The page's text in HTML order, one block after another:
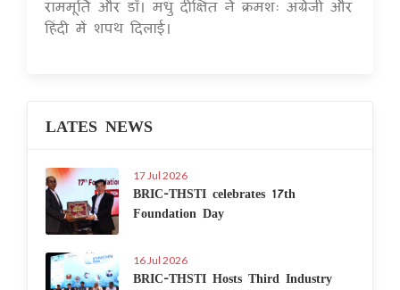
राममूर्ति और डॉ। मधु दीक्षित ने क्रमशः अंग्रेजी और
हिंदी में शपथ दिलाई।
LATES NEWS
17 Jul 2026
BRIC-THSTI celebrates 17th
Foundation Day
16 Jul 2026
BRIC-THSTI Hosts Third Industry